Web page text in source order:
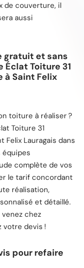
de couverture, il
aussi
gratuit et sans
Toiture 31
à Saint Felix
toiture à réaliser ?
Toiture 31
Lauragais dans
équipes
complète de vos
le tarif concordant
réalisation,
et détaillé.
venez chez
votre devis !
pour refaire